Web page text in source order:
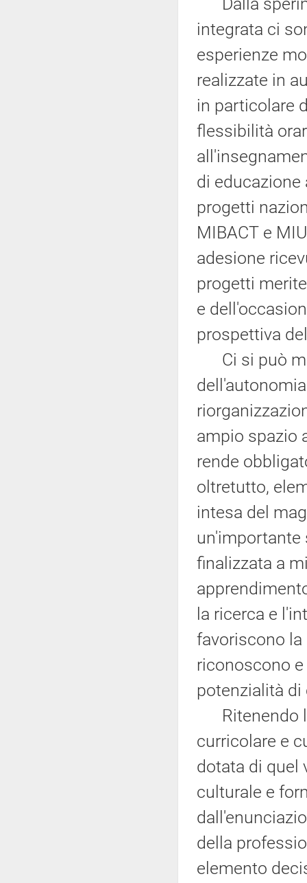
integrata ci
esperienze
realizzate in
in particolare
flessibilità
di
progetti
MIBACT e
adesione
progetti
e
prospettiva
Ci si può
ampio spazio
rende
oltretutto,
intesa del
un'importante
finalizzata a
la ricerca e
favoriscono
riconoscono
potenzialità
Ritenendo
curricolare e
dotata di quel
culturale e
della
elemento